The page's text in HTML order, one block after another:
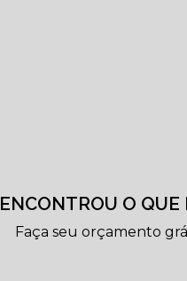
ENCONTROU O QUE
Faça seu orçamento